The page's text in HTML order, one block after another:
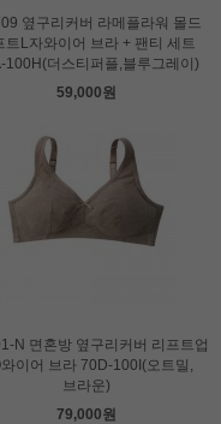
옆구리커버 라메플라워 몰드
트L자와이어 브라 + 팬티 세트
100H(더스티퍼플,블루그레이)
59,000원
N 면혼방 옆구리커버 리프트업
와이어 브라 70D-100I(오트밀,
브라운)
79,000원